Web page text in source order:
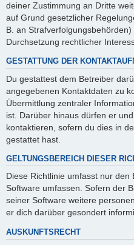
deiner Zustimmung an Dritte
auf Grund gesetzlicher
B. an
Durchsetzung rechtlicher
GESTATTUNG DER
Du gestattest dem Betreiber
angegebenen Kontaktdaten zu
Übermittlung zentraler
ist. Darüber hinaus dürfen er
kontaktieren, sofern du dies in
gestattet hast.
GELTUNGSBEREICH DIESER
Diese Richtlinie umfasst nur
Software umfassen. Sofern der
seiner Software weitere
er dich darüber gesondert
AUSKUNFTSRECHT